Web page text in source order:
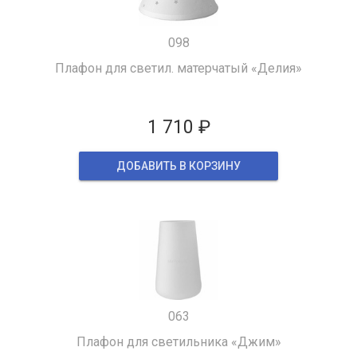
098
Плафон для светил. матерчатый «Делия»
1 710 ₽
ДОБАВИТЬ В КОРЗИНУ
063
Плафон для светильника «Джим»